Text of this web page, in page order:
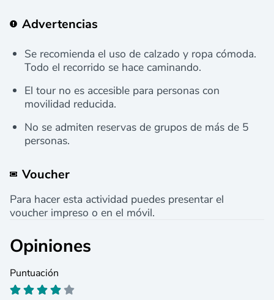
Advertencias
Se recomienda el uso de calzado y ropa cómoda.
Todo el recorrido se hace caminando.
El tour no es accesible para personas con
movilidad reducida.
No se admiten reservas de grupos de más de 5
personas.
Voucher
Para hacer esta actividad puedes presentar el
voucher impreso o en el móvil.
Opiniones
Puntuación